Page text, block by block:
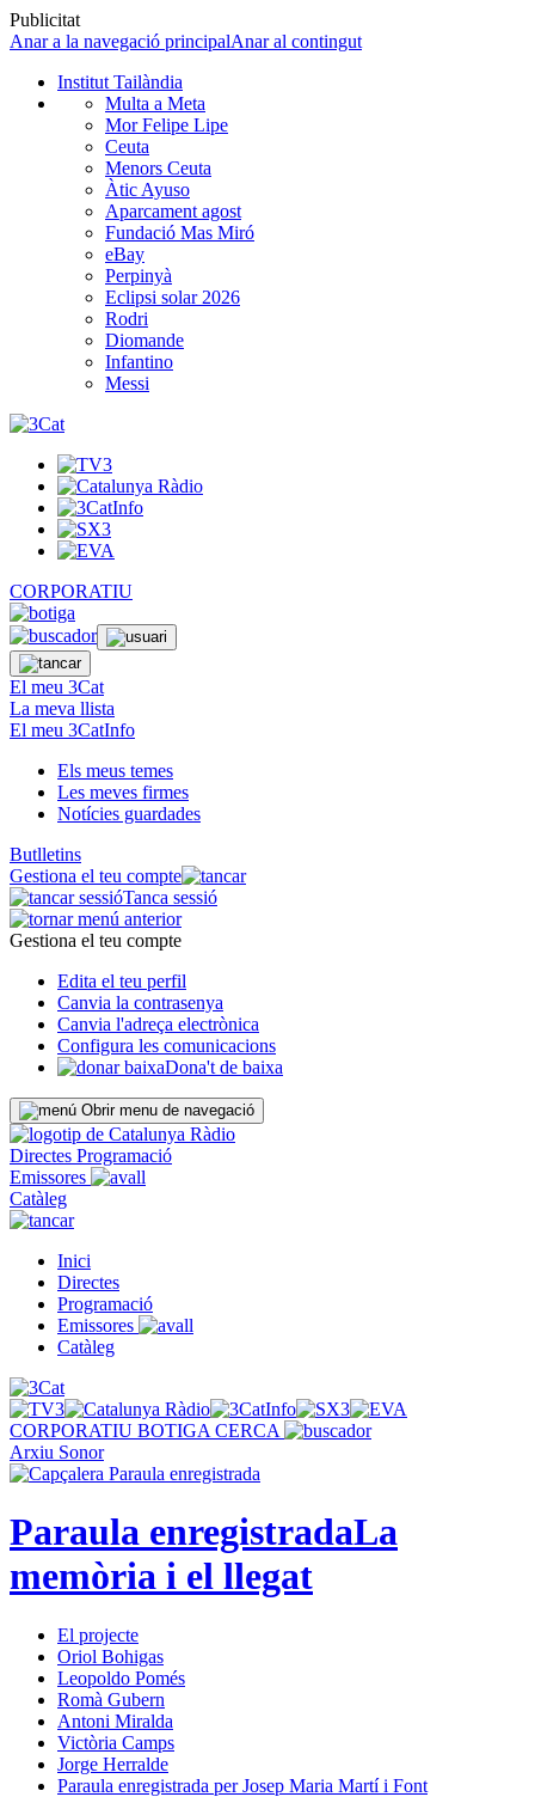
Publicitat
Anar a la navegació principalAnar al contingut
Institut Tailàndia
Multa a Meta
Mor Felipe Lipe
Ceuta
Menors Ceuta
Àtic Ayuso
Aparcament agost
Fundació Mas Miró
eBay
Perpinyà
Eclipsi solar 2026
Rodri
Diomande
Infantino
Messi
CORPORATIU
El meu 3Cat
La meva llista
El meu 3CatInfo
Els meus temes
Les meves firmes
Notícies guardades
Butlletins
Gestiona el teu compte
Tanca sessió
Gestiona el teu compte
Edita el teu perfil
Canvia la contrasenya
Canvia l'adreça electrònica
Configura les comunicacions
Dona't de baixa
Obrir menu de navegació
Directes Programació
Emissores
Catàleg
Inici
Directes
Programació
Emissores
Catàleg
CORPORATIU BOTIGA CERCA
Arxiu Sonor
Paraula enregistradaLa
memòria i el llegat
El projecte
Oriol Bohigas
Leopoldo Pomés
Romà Gubern
Antoni Miralda
Victòria Camps
Jorge Herralde
Paraula enregistrada per Josep Maria Martí i Font